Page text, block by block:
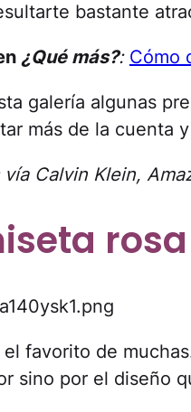
bastante
¿Qué más?: Cómo
galería algunas
más de la cuenta
vía Calvin Klein,
rosa
el favorito de
sino por el diseño